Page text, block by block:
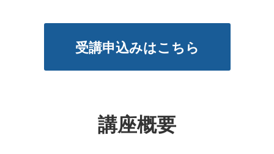
受講申込みはこちら
講座概要